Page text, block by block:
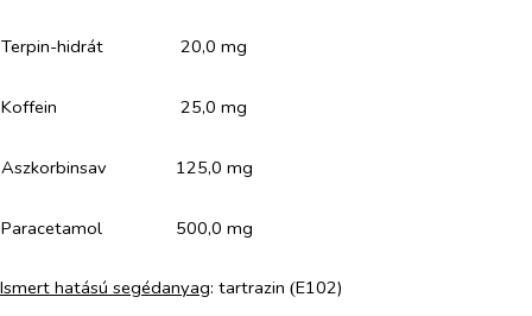
Terpin-hidrát 20,0 mg
Koffein 25,0 mg
Aszkorbinsav 125,0 mg
Paracetamol 500,0 mg
Ismert hatású segédanyag: tartrazin (E102)